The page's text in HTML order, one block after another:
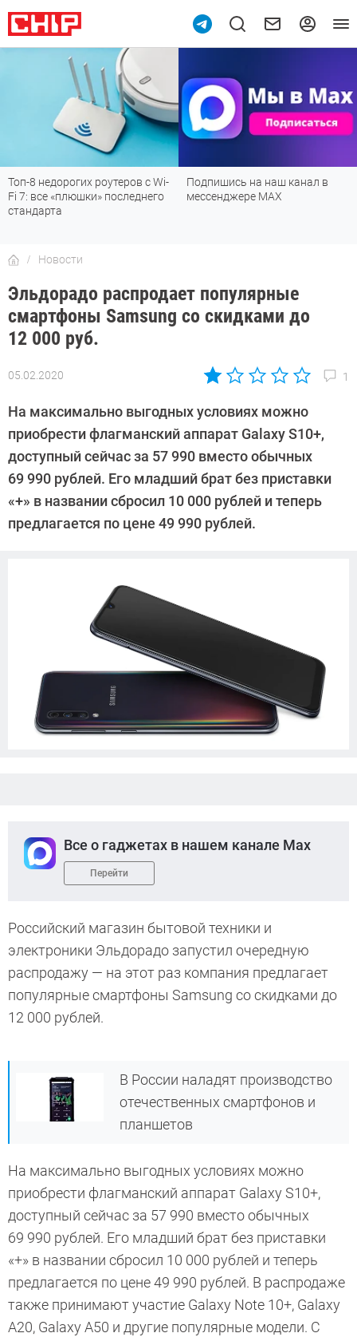
Топ-8 недорогих роутеров с Wi-
Fi 7: все «плюшки» последнего
стандарта
Подпишись на наш канал в
мессенджере МАХ
Новости
Эльдорадо распродает популярные
смартфоны Samsung со скидками до
12 000 руб.
05.02.2020 1
Автор:
Кошик
На максимально выгодных условиях можно
приобрести флагманский аппарат Galaxy S10+,
доступный сейчас за 57 990 вместо обычных
69 990 рублей. Его младший брат без приставки
«+» в названии сбросил 10 000 рублей и теперь
предлагается по цене 49 990 рублей.
Все о гаджетах в нашем канале Max
Перейти
Российский магазин бытовой техники и
электроники Эльдорадо запустил очередную
распродажу — на этот раз компания предлагает
популярные смартфоны Samsung со скидками до
12 000 рублей.
В России наладят производство
отечественных смартфонов и
планшетов
На максимально выгодных условиях можно
приобрести флагманский аппарат Galaxy S10+,
доступный сейчас за 57 990 вместо обычных
69 990 рублей. Его младший брат без приставки
«+» в названии сбросил 10 000 рублей и теперь
предлагается по цене 49 990 рублей. В распродаже
также принимают участие Galaxy Note 10+, Galaxy
A20, Galaxy A50 и другие популярные модели. С